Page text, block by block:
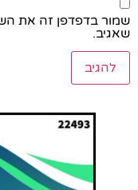
שמור בדפדפן זה את
שאגיב.